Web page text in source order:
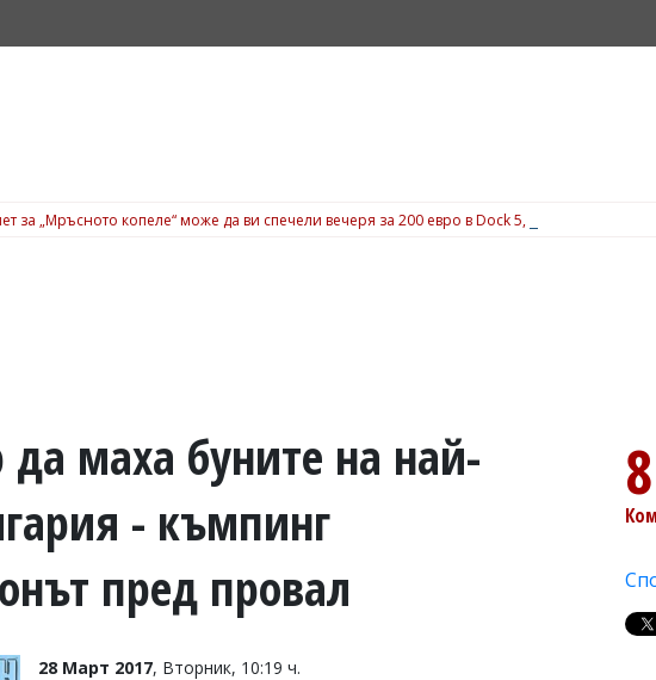
за „Мръсното копеле“ може да ви спечели вечеря за 200 евро в Dock 5, вижте
маха буните на най-
- къмпинг
пред провал
28 Март 2017, Вторник, 10:19 ч.
8